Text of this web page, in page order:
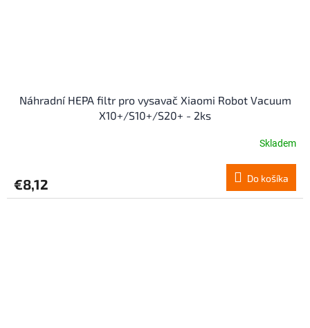
Náhradní HEPA filtr pro vysavač Xiaomi Robot Vacuum
X10+/S10+/S20+ - 2ks
Skladem
€8,12 Do košíka